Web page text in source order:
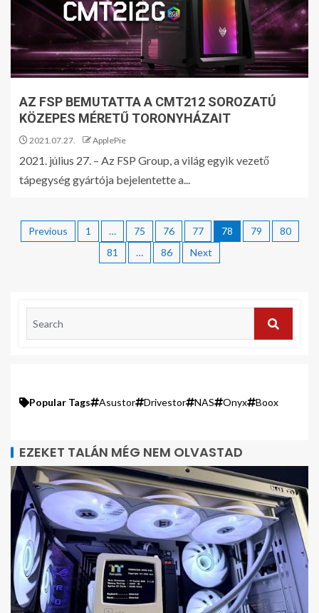
AZ FSP BEMUTATTA A CMT212 SOROZATÚ
KÖZEPES MÉRETŰ TORONYHÁZAIT
2021.07.27. ApplePie
2021. július 27. – Az FSP Group, a világ egyik vezető
tápegység gyártója bejelentette a...
Previous 1 … 75 76 77 78 79
80
81
… 86 Next
Popular Tags Asustor Drivestor NAS Onyx Boox
EZEKET TALÁN MÉG NEM OLVASTAD